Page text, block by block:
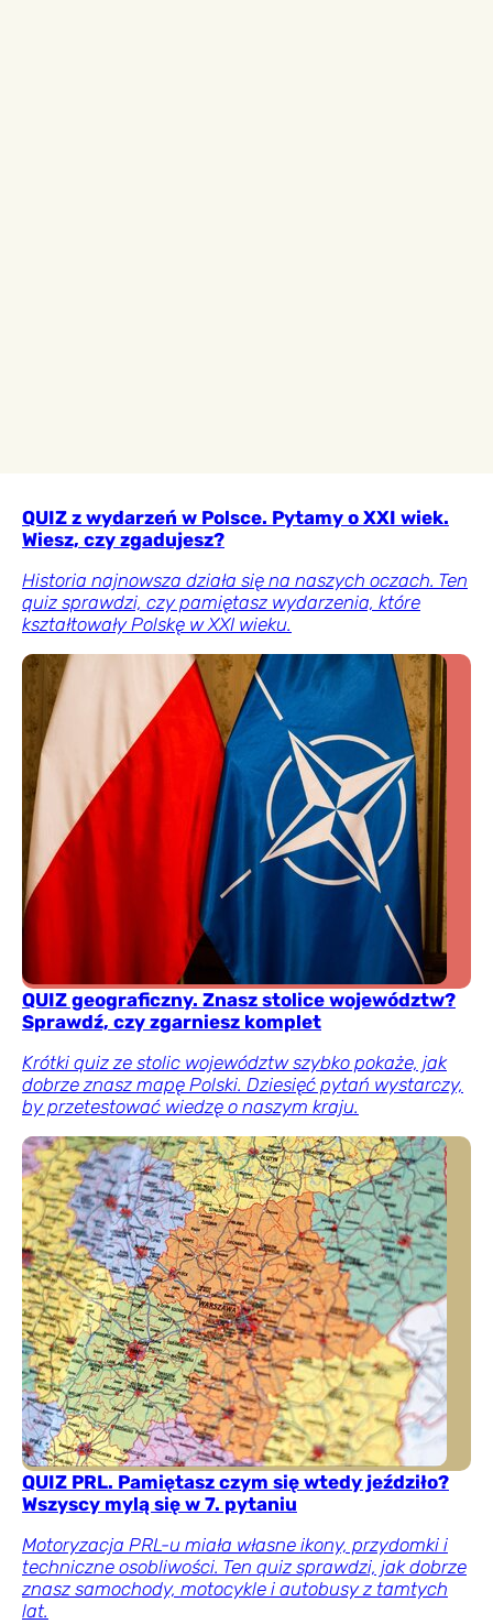
QUIZ z wydarzeń w Polsce. Pytamy o XXI wiek.
Wiesz, czy zgadujesz?
Historia najnowsza działa się na naszych oczach. Ten
quiz sprawdzi, czy pamiętasz wydarzenia, które
kształtowały Polskę w XXI wieku.
QUIZ geograficzny. Znasz stolice województw?
Sprawdź, czy zgarniesz komplet
Krótki quiz ze stolic województw szybko pokaże, jak
dobrze znasz mapę Polski. Dziesięć pytań wystarczy,
by przetestować wiedzę o naszym kraju.
QUIZ PRL. Pamiętasz czym się wtedy jeździło?
Wszyscy mylą się w 7. pytaniu
Motoryzacja PRL-u miała własne ikony, przydomki i
techniczne osobliwości. Ten quiz sprawdzi, jak dobrze
znasz samochody, motocykle i autobusy z tamtych
lat.